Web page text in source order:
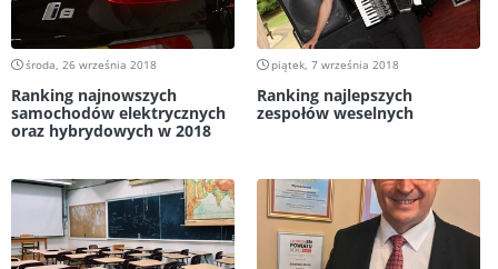
środa, 26 września 2018
Ranking najnowszych
samochodów elektrycznych
oraz hybrydowych w 2018
piątek, 7 września 2018
Ranking najlepszych
zespołów weselnych